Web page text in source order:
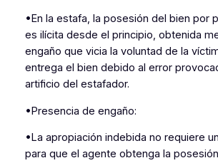
•En la estafa, la posesión del bien por
es ilícita desde el principio, obtenida
engaño que vicia la voluntad de la
entrega el bien debido al error
artificio del estafador.
•Presencia de engaño:
•La apropiación indebida no requiere
para que el agente obtenga la